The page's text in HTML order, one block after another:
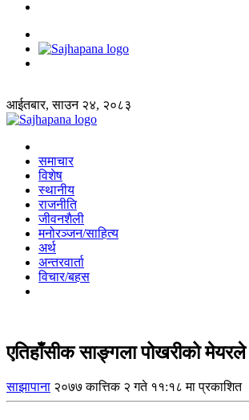
आईतबार, साउन २४, २०८३
समाचार
विशेष
स्थानीय
राजनीति
जीवनशैली
मनोरञ्जन/साहित्य
अर्थ
अन्तरवार्ता
विचार/बहस
एतिहाँसीक साङ्गला पोखरीको
साझापाना २०७७ कात्तिक २ गते ११:१८ मा प्रकाशित